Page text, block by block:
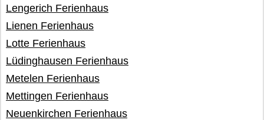
Lengerich Ferienhaus
Lienen Ferienhaus
Lotte Ferienhaus
Lüdinghausen Ferienhaus
Metelen Ferienhaus
Mettingen Ferienhaus
Neuenkirchen Ferienhaus